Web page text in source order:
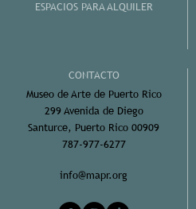
ESPACIOS PARA ALQUILER
CONTACTO
Museo de Arte de Puerto Rico
299 Avenida de Diego
Santurce, Puerto Rico 00909
787-977-6277
info@mapr.org